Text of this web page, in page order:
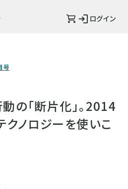
ログイン
号
の「断片化」。2014
クノロジーを使いこ